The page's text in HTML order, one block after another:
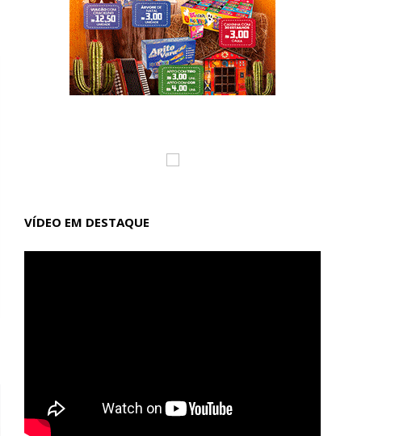
VÍDEO EM DESTAQUE